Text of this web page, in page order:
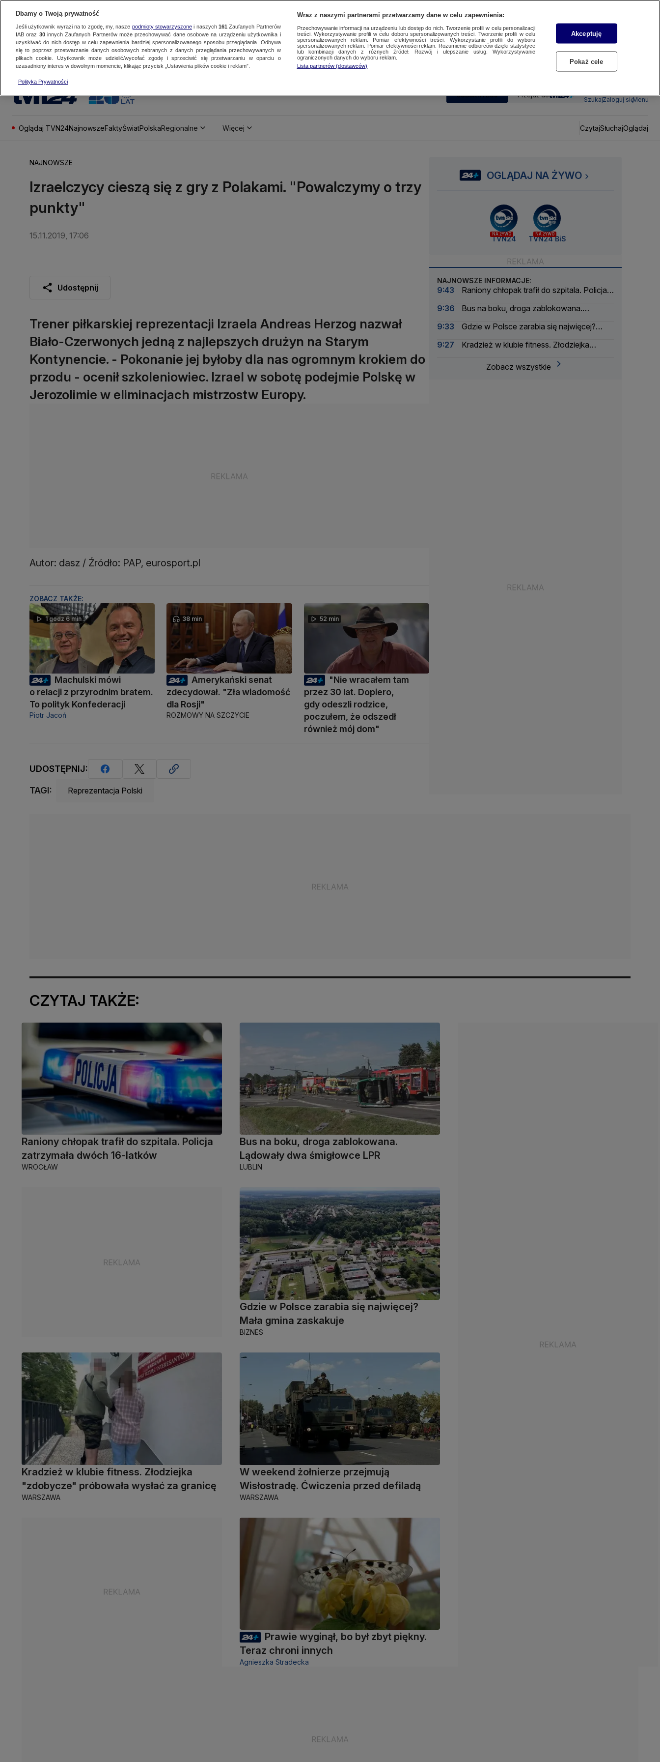
SUBSKRYBUJ Przejdź do
SzukajZaloguj sięMenu
Oglądaj TVN24NajnowszeFaktyŚwiatPolskaRegionalne Więcej CzytajSłuchajOglądaj
NAJNOWSZE
Izraelczycy cieszą się z gry z Polakami. "Powalczymy o trzy
punkty"
15.11.2019, 17:06
Udostępnij
Trener piłkarskiej reprezentacji Izraela Andreas Herzog nazwał
Biało-Czerwonych jedną z najlepszych drużyn na Starym
Kontynencie. - Pokonanie jej byłoby dla nas ogromnym krokiem do
przodu - ocenił szkoleniowiec. Izrael w sobotę podejmie Polskę w
Jerozolimie w eliminacjach mistrzostw Europy.
Autor: dasz / Źródło: PAP, eurosport.pl
ZOBACZ TAKŻE:
1 godz 6 min
Machulski mówi
o relacji z przyrodnim bratem.
To polityk Konfederacji
Piotr Jacoń
38 min
Amerykański senat
zdecydował. "Zła wiadomość
dla Rosji"
ROZMOWY NA SZCZYCIE
52 min
"Nie wracałem tam
przez 30 lat. Dopiero,
gdy odeszli rodzice,
poczułem, że odszedł
również mój dom"
UDOSTĘPNIJ:
TAGI: Reprezentacja Polski
OGLĄDAJ NA ŻYWO
NA ŻYWO
TVN24
NA ŻYWO
TVN24 BiS
NAJNOWSZE INFORMACJE:
9:43
Raniony chłopak trafił do szpitala. Policja
9:36
Bus na boku, droga zablokowana.
9:33
Gdzie w Polsce zarabia się najwięcej?
9:27
Kradzież w klubie fitness. Złodziejka
Zobacz wszystkie
CZYTAJ TAKŻE:
Raniony chłopak trafił do szpitala. Policja
zatrzymała dwóch 16-latków
WROCŁAW
Bus na boku, droga zablokowana.
Lądowały dwa śmigłowce LPR
LUBLIN
Gdzie w Polsce zarabia się najwięcej?
Mała gmina zaskakuje
BIZNES
Kradzież w klubie fitness. Złodziejka
"zdobycze" próbowała wysłać za granicę
WARSZAWA
W weekend żołnierze przejmują
Wisłostradę. Ćwiczenia przed defiladą
WARSZAWA
Prawie wyginął, bo był zbyt piękny.
Teraz chroni innych
Agnieszka Stradecka
Dbamy o Twoją prywatność
Jeśli użytkownik wyrazi na to zgodę, my, nasze podmioty stowarzyszonei naszych 161 Zaufanych Partnerów
IAB oraz 30innych Zaufanych Partnerów może przechowywać dane osobowe na urządzeniu użytkownika i
uzyskiwać do nich dostęp w celu zapewnienia bardziej spersonalizowanego sposobu przeglądania. Odbywa
się to poprzez przetwarzanie danych osobowych zebranych z danych przeglądania przechowywanych w
plikach cookie. Użytkownik może udzielić/wycofać zgodę i sprzeciwić się przetwarzaniu w oparciu o
uzasadniony interes w dowolnym momencie, klikając przycisk „Ustawienia plików cookie i reklam”.
Polityka Prywatności
Wraz z naszymi partnerami przetwarzamy dane w celu zapewnienia:
Przechowywanie informacji na urządzeniu lub dostęp do nich. Tworzenie profili w celu personalizacji
treści. Wykorzystywanie profili w celu doboru spersonalizowanych treści. Tworzenie profili w celu
spersonalizowanych reklam. Pomiar efektywności treści. Wykorzystanie profili do wyboru
spersonalizowanych reklam. Pomiar efektywności reklam. Rozumienie odbiorców dzięki statystyce
lub kombinacji danych z różnych źródeł. Rozwój i ulepszanie usług. Wykorzystywanie
ograniczonych danych do wyboru reklam.
Lista partnerów (dostawców)
Akceptuję
Pokaż cele